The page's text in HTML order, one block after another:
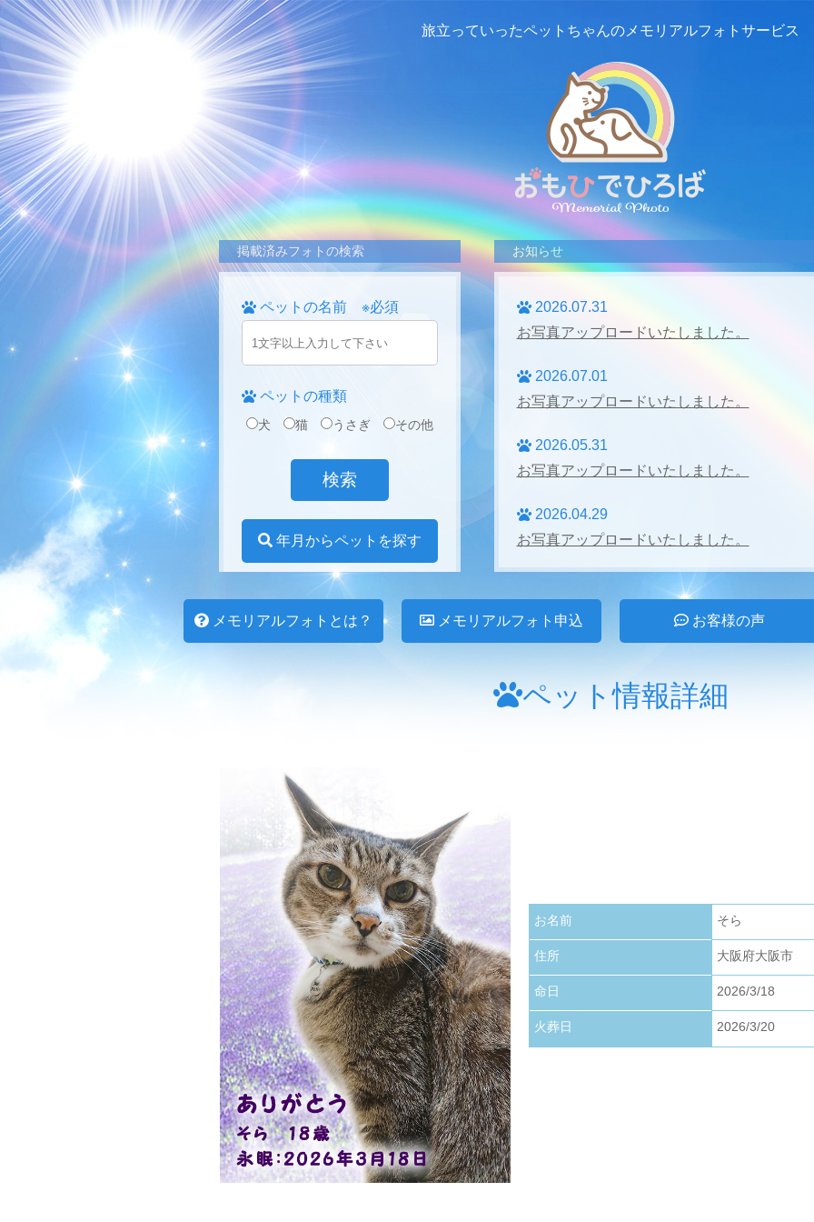
旅立っていったペットちゃんの メモリアルフォトサービス
掲載済みフォトの検索
ペットの名前 ※必須
ペットの種類
犬 猫 うさぎ その他
年月からペットを探す
お知らせ
2026.07.31
お写真アップロードいたしました。
2026.07.01
お写真アップロードいたしました。
2026.05.31
お写真アップロードいたしました。
2026.04.29
お写真アップロードいたしました。
お写真アップロードいたしました。
2026.01.01
お写真アップロードいたしました。
メモリアルフォトとは？ メモリアルフォト申込 お客様の声
ペット情報詳細
お名前 そら
住所 大阪府大阪市
命日 2026/3/18
火葬日 2026/3/20